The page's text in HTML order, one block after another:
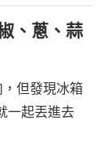
、蔥、蒜
但發現冰箱
一起丟進去